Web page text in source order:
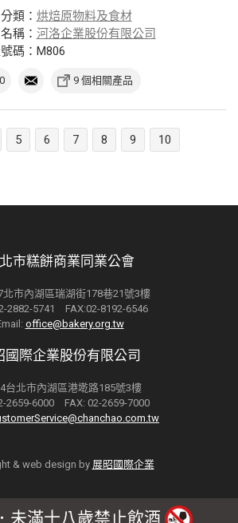
類： 烘焙原物料及食材
稱： 河洛企業股份有限公司
碼：M806
0 9 個相關產品
5 6 7 8 9
10
市糕餅商業同業公會
北市內湖區瑞湖街178巷21號3樓
2882-5741 FAX:02-8192-6546
office@bakery.org.tw
國際企業股份有限公司
台北市內湖區港墘路185號3樓
2659-6000 FAX: 02-2659-7000
& web design by 展昭國際企業
未滿十八歲禁止飲酒